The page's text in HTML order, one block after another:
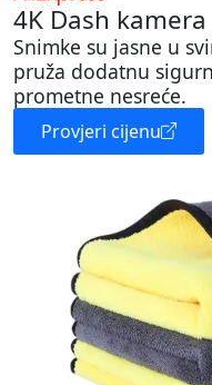
4K Dash
Snimke su jasne u
pruža dodatnu
prometne nesreće.
Provjeri cijenu